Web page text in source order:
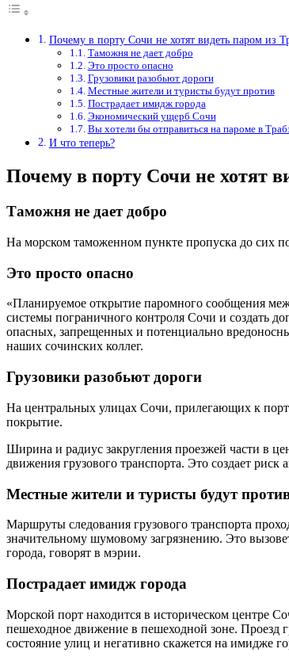
Почему в порту Сочи не хотят видеть паром из
Таможня не дает добро
Это просто опасно
Грузовики разобьют дороги
Местные жители и туристы будут против
Пострадает имидж города
Экономический ущерб Сочи
Вы хотели бы отправиться на пароме в
И что теперь?
Почему в порту Сочи не хотят
Таможня не дает добро
На морском таможенном пункте пропуска до сих
Это просто опасно
«Планируемое открытие паромного сообщения
системы пограничного контроля Сочи и создать
опасных, запрещенных и потенциально
наших сочинских коллег.
Грузовики разобьют дороги
На центральных улицах Сочи, прилегающих к
покрытие.
Ширина и радиус закругления проезжей части в
движения грузового транспорта. Это создает
Местные жители и туристы будут
Маршруты следования грузового транспорта
значительному шумовому загрязнению. Это
города, говорят в мэрии.
Пострадает имидж города
Морской порт находится в историческом центре
пешеходное движение в пешеходной зоне. Проезд
состояние улиц и негативно скажется на имидже